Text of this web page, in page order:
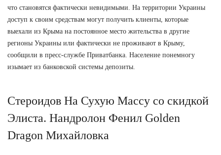
что становятся фактически невидимыми. На территории Украины
доступ к своим средствам могут получить клиенты, которые
выехали из Крыма на постоянное место жительства в другие
регионы Украины или фактически не проживают в Крыму,
сообщили в пресс-службе Приватбанка. Население понемногу
изымает из банковской системы депозиты.
Стероидов На Сухую Массу со скидкой
Элиста. Нандролон Фенил Golden
Dragon Михайловка